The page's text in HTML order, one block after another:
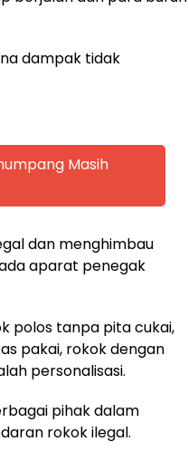
dampak tidak
Masih
dan menghimbau
aparat penegak
polos tanpa pita cukai,
pakai, rokok dengan
personalisasi.
pihak dalam
rokok ilegal.